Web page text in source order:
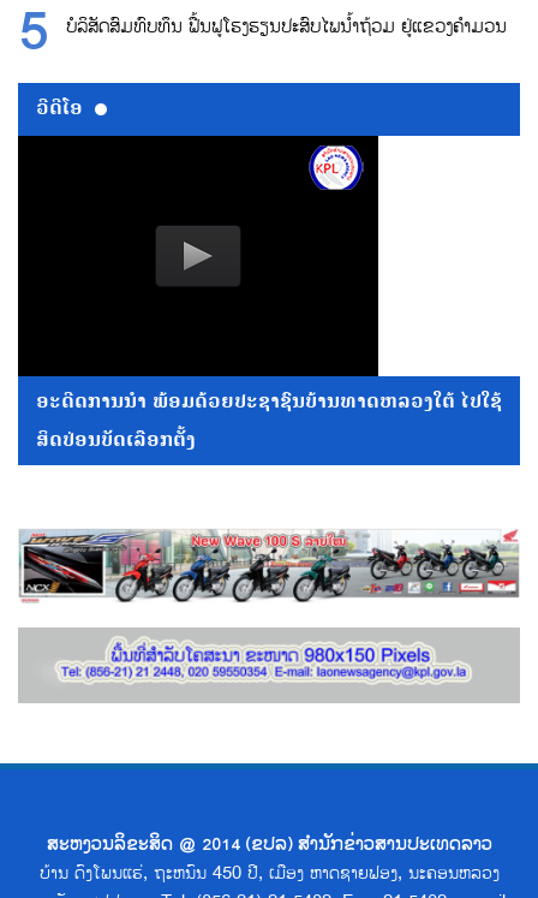
ບໍລິສັດສົມທົບທຶນ ຟື້ນຟູໂຮງຮຽນປະສົບໄພນ້ຳຖ້ວມ ຢູ່ແຂວງຄຳມວນ
ວີດີໂອ
ອະດີດການນໍາ ພ້ອມດ້ວຍປະຊາຊົນບ້ານທາດຫລວງໃຕ້ ໄປໃຊ້
ສິດປ່ອນບັດເລືອກຕັ້ງ
ສະຫງວນລິຂະສິດ @ 2014 (ຂປລ) ສຳນັກຂ່າວສານປະເທດລາວ
ບ້ານ ດົງໂພນແຮ່, ຖະຫນົນ 450 ປີ, ເມືອງ ຫາດຊາຍຟອງ, ນະຄອນຫລວງ